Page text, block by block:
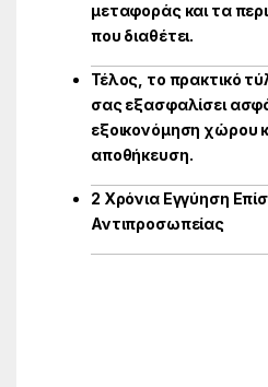
μεταφοράς και τα
που διαθέτει.
Τέλος, το πρακτικό
σας εξασφαλίσει
εξοικονόμηση χώρου
αποθήκευση.
2 Χρόνια Εγγύηση
Αντιπροσωπείας